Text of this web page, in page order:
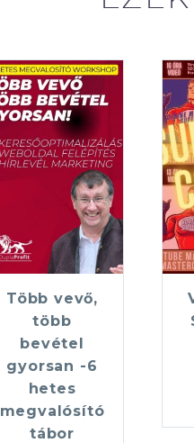
Több vevő,
több
bevétel
gyorsan -6
hetes
megvalósító
tábor